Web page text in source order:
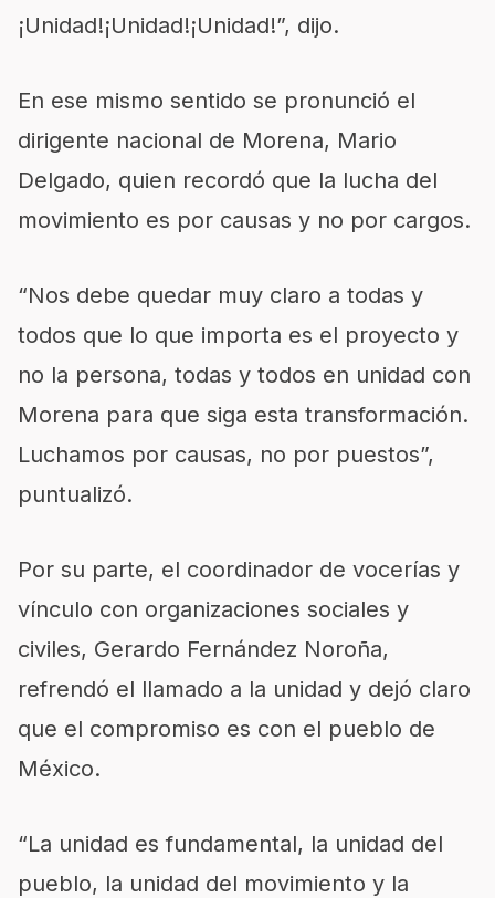
¡Unidad!¡Unidad!¡Unidad!”, dijo.
En ese mismo sentido se pronunció el
dirigente nacional de Morena, Mario
Delgado, quien recordó que la lucha del
movimiento es por causas y no por cargos.
“Nos debe quedar muy claro a todas y
todos que lo que importa es el proyecto y
no la persona, todas y todos en unidad con
Morena para que siga esta transformación.
Luchamos por causas, no por puestos”,
puntualizó.
Por su parte, el coordinador de vocerías y
vínculo con organizaciones sociales y
civiles, Gerardo Fernández Noroña,
refrendó el llamado a la unidad y dejó claro
que el compromiso es con el pueblo de
México.
“La unidad es fundamental, la unidad del
pueblo, la unidad del movimiento y la